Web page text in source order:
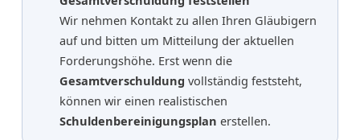
Wir nehmen Kontakt zu allen Ihren Gläubigern
auf und bitten um Mitteilung der aktuellen
Forderungshöhe. Erst wenn die
Gesamtverschuldung vollständig feststeht,
können wir einen realistischen
Schuldenbereinigungsplan erstellen.